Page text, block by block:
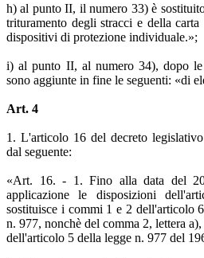
h) al punto II, il numero 33) è
trituramento degli stracci e della carta
dispositivi di protezione individuale.»;
i) al punto II, al numero 34), dopo le
sono aggiunte in fine le seguenti: «di
Art. 4
1. L'articolo 16 del decreto
dal seguente:
«Art. 16. - 1. Fino alla data del
applicazione le disposizioni
sostituisce i commi 1 e 2 dell'articolo
n. 977, nonchè del comma 2, lettera
dell'articolo 5 della legge n. 977 del